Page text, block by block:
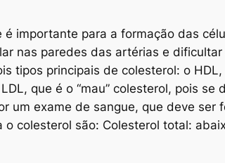
importante para a formação das
nas paredes das artérias e
tipos principais de colesterol: o
que é o “mau” colesterol, pois se
um exame de sangue, que deve ser
colesterol são: Colesterol total: